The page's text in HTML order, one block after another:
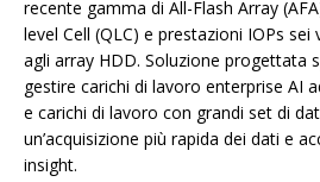
recente gamma di All-Flash Array
level Cell (QLC) e prestazioni IOPs
agli array HDD. Soluzione progettata
gestire carichi di lavoro enterprise AI
e carichi di lavoro con grandi set di
un’acquisizione più rapida dei dati e
insight.